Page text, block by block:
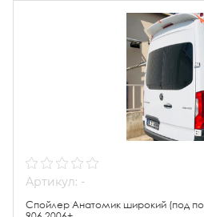
Артикул: -
Спойлер Анатомик широкий (под